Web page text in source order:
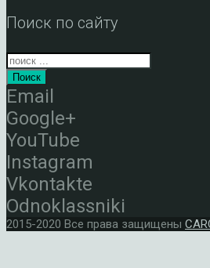
Поиск по сайту
Поиск
Email
Google+
YouTube
Instagram
Vkontakte
Odnoklassniki
2015-2020 Все права защищены